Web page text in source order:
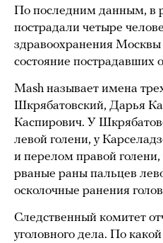
По последним данным, в
пострадали четыре
здравоохранения
состояние пострадавших
Mash называет имена
Шкрябатовский, Дарья
Каспирович. У
левой голени, у
и перелом правой
рваные раны пальцев
осколочные ранения
Следственный комитет
уголовного дела. По какой